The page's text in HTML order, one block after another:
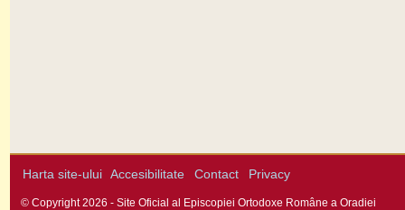
Harta site-ului Accesibilitate Contact Privacy
© Copyright 2026 - Site Oficial al Episcopiei Ortodoxe Române a Oradiei